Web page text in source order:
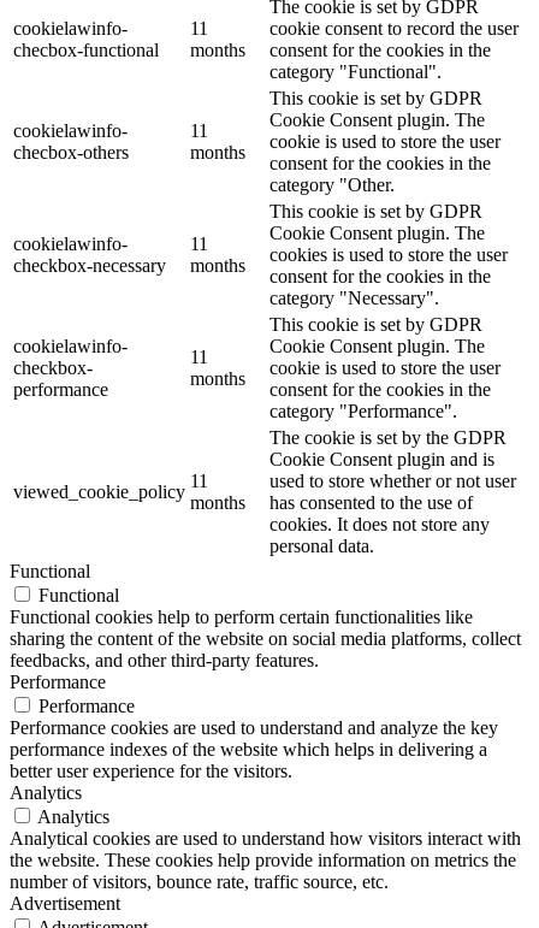
cookielawinfo-
checbox-functional
11
months
The cookie is set by GDPR
cookie consent to record the user
consent for the cookies in the
category "Functional".
cookielawinfo-
checbox-others
11
months
This cookie is set by GDPR
Cookie Consent plugin. The
cookie is used to store the user
consent for the cookies in the
category "Other.
cookielawinfo-
checkbox-necessary
11
months
This cookie is set by GDPR
Cookie Consent plugin. The
cookies is used to store the user
consent for the cookies in the
category "Necessary".
cookielawinfo-
checkbox-
performance
11
months
This cookie is set by GDPR
Cookie Consent plugin. The
cookie is used to store the user
consent for the cookies in the
category "Performance".
viewed_cookie_policy
11
months
The cookie is set by the GDPR
Cookie Consent plugin and is
used to store whether or not user
has consented to the use of
cookies. It does not store any
personal data.
Functional
Functional
Functional cookies help to perform certain functionalities like
sharing the content of the website on social media platforms, collect
feedbacks, and other third-party features.
Performance
Performance
Performance cookies are used to understand and analyze the key
performance indexes of the website which helps in delivering a
better user experience for the visitors.
Analytics
Analytics
Analytical cookies are used to understand how visitors interact with
the website. These cookies help provide information on metrics the
number of visitors, bounce rate, traffic source, etc.
Advertisement